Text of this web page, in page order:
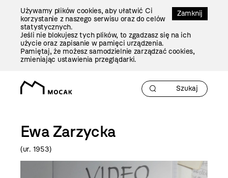
Zamknij
Używamy plików cookies, aby ułatwić Ci
korzystanie z naszego serwisu oraz do celów
statystycznych.
Jeśli nie blokujesz tych plików, to zgadzasz się na ich
użycie oraz zapisanie w pamięci urządzenia.
Pamiętaj, że możesz samodzielnie zarządzać cookies,
zmieniając ustawienia przeglądarki.
Ewa Zarzycka
(ur. 1953)